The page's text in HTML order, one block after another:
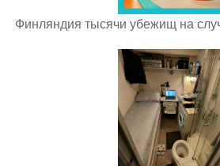
Финляндия тысячи убежищ на